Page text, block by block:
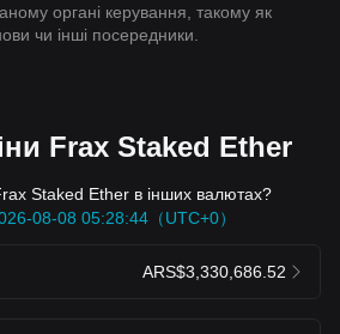
органі керування, такому як
чи інші посередники.
Frax Staked Ether
Staked Ether в інших валютах?
08-08 05:28:44（UTC+0）
ARS$3,330,686.52